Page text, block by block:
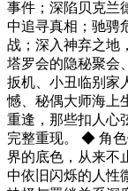
事件；深陷贝克兰
中追寻真相；驰骋
战；深入神弃之地
塔罗会的隐秘聚会
扳机、小丑临别家
憾、秘偶大师海
重逢，那些扣人心
完整重现。 ◆ 角
界的底色，从来不
中依旧闪烁的人性